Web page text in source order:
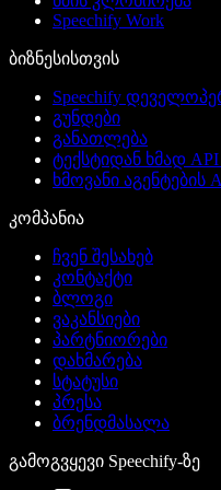
Speechify Work
ბიზნესისთვის
Speechify
გუნდები
განათლება
ტექსტიდან ხმად
ხმოვანი აგენტების
კომპანია
ჩვენ შესახებ
კონტაქტი
ბლოგი
ვაკანსიები
პარტნიორები
დახმარება
სტატუსი
პრესა
ბრენდმასალა
გამოგვყევი Speechify-ზე